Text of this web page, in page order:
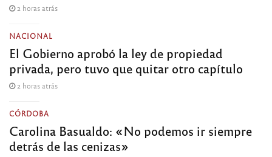
2 horas atrás
NACIONAL
El Gobierno aprobó la ley de propiedad
privada, pero tuvo que quitar otro capítulo
2 horas atrás
CÓRDOBA
Carolina Basualdo: «No podemos ir siempre
detrás de las cenizas»